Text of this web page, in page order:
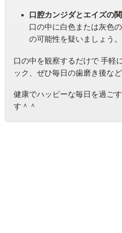
口腔カンジダとエイズの
口の中に白色または灰色
の可能性を疑いましょう。
口の中を観察するだけで 手軽
ック、ぜひ毎日の歯磨き後な
健康でハッピーな毎日を過ご
す＾＾